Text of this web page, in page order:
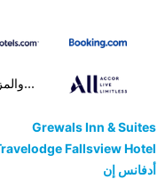
Grewals Inn & Suites
Fallsview Hotel
أدفانس إن